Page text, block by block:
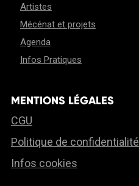
Artistes
Mécénat et projets
Agenda
Infos Pratiques
MENTIONS LÉGALES
CGU
Politique de confidentialité
Infos cookies